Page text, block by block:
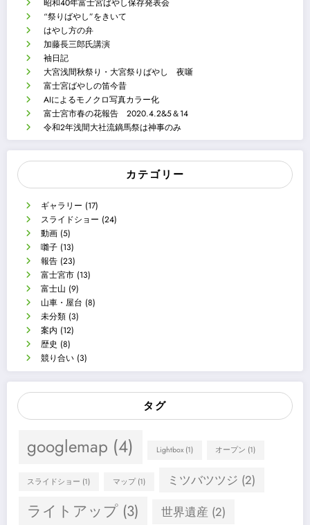
昭和40年富士宮ばやし保存発表会
“祭りばやし”をきいて
はやし方の弁
加藤長三郎氏講演
袖日記
大宮浅間秋祭り・大宮祭りばやし 夜噺
富士宮ばやしの笛今昔
AIによるモノクロ写真カラー化
富士宮市春の花報告 2020.4.2&5＆14
令和2年浅間大社流鏑馬祭は神事のみ
カテゴリー
ギャラリー (17)
スライドショー (24)
動画 (5)
囃子 (13)
報告 (23)
富士宮市 (13)
富士山 (9)
山車・屋台 (8)
未分類 (3)
案内 (12)
歴史 (8)
競り合い (3)
タグ
googlemap (4) Lightbox(1) オープン (1)
スライドショー (1) マップ(1) ミツバツツジ (2)
ライトアップ (3) 世界遺産 (2)